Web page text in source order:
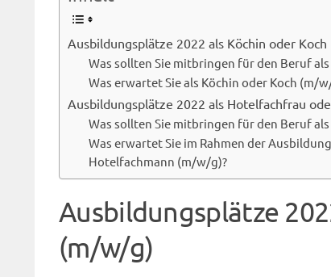
Ausbildungsplätze 2022 als Köchin oder
Was sollten Sie mitbringen für den Beruf
Was erwartet Sie als Köchin oder Koch (m/
Ausbildungsplätze 2022 als Hotelfachfrau
Was sollten Sie mitbringen für den Beruf
Was erwartet Sie im Rahmen der
Hotelfachmann (m/w/g)?
Ausbildungsplätze
(m/w/g)